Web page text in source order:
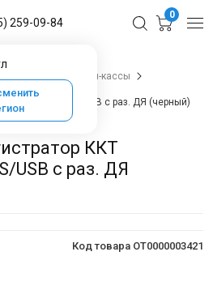
259-09-84
0
Онлайн-кассы
POScenter
02Ф" RS/USB с раз. ДЯ (черный)
ККТ
USB с раз. ДЯ
Код товара OT0000003421